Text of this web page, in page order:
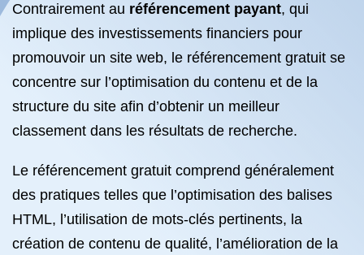
Contrairement au référencement payant, qui
implique des investissements financiers pour
promouvoir un site web, le référencement gratuit se
concentre sur l’optimisation du contenu et de la
structure du site afin d’obtenir un meilleur
classement dans les résultats de recherche.
Le référencement gratuit comprend généralement
des pratiques telles que l’optimisation des balises
HTML, l’utilisation de mots-clés pertinents, la
création de contenu de qualité, l’amélioration de la